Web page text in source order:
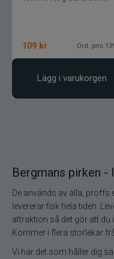
Gäddgapet
Daiwa
Guideline
109 kr Ord. pris
Lägg i varukorgen
Bergmans pirken -
De används av alla, proffs
levererar fisk hela tiden.
attraktion så det gör att du
Kommer i flera storlekar
Vi har det som håller dig